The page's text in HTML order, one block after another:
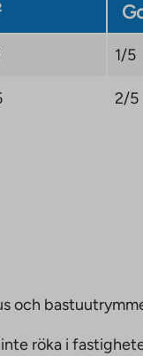
1/5
2/5
och
röka i